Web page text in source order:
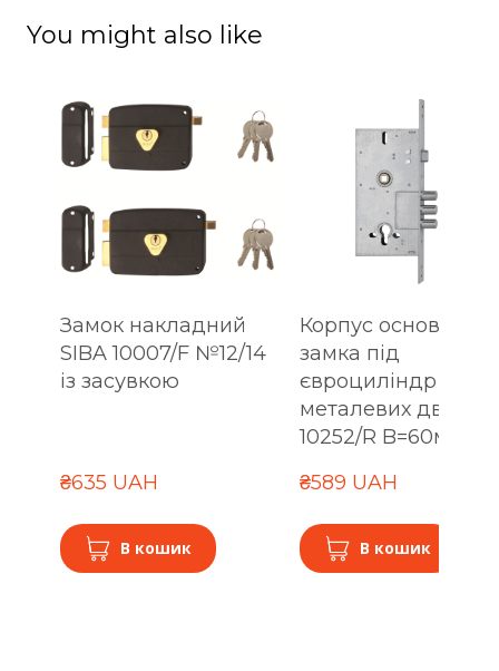
You might also like
Замок накладний
SIBA 10007/F №12/14
із засувкою
₴635 UAH
В кошик
Корпус основного
замка під
євроциліндр для
металевих дверей
10252/R B=60мм
₴589 UAH
В кошик